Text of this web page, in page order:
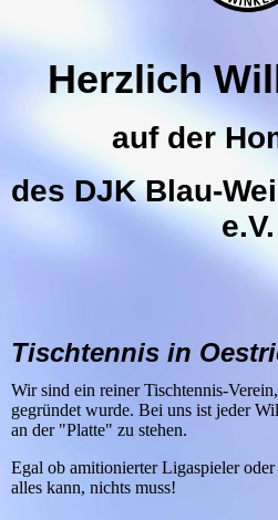
Herzlich
auf der
des DJK Blau-
e.V.
Tischtennis in
Wir sind ein reiner Tischtennis-
gegründet wurde. Bei uns ist jeder
an der "Platte" zu stehen.
Egal ob amitionierter Ligaspieler
alles kann, nichts muss!